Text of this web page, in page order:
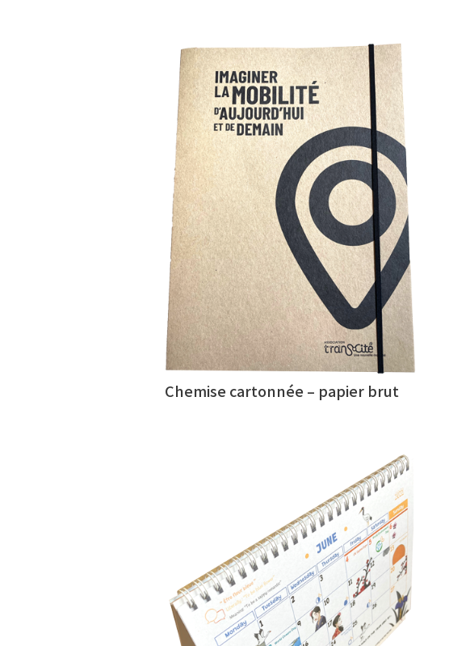
Chemise cartonnée – papier brut